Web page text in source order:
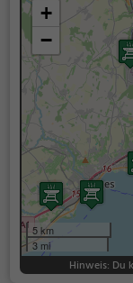
+
−
5 km
3 mi
Hinweis: Du